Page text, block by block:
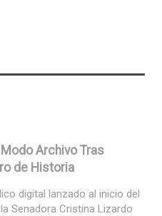
Archivo Tras
de Historia
digital lanzado al inicio del
Senadora Cristina Lizardo